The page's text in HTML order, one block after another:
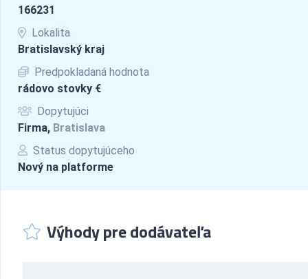
166231
Lokalita
Bratislavský kraj
Predpokladaná hodnota
rádovo stovky €
Dopytujúci
Firma, Bratislava
Status dopytujúceho
Nový na platforme
Výhody pre dodávateľa